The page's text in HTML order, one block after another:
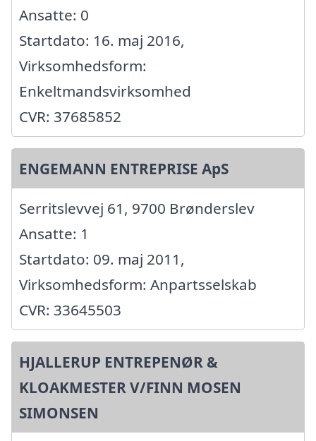
Ansatte: 0
Startdato: 16. maj 2016,
Virksomhedsform:
Enkeltmandsvirksomhed
CVR: 37685852
ENGEMANN ENTREPRISE ApS
Serritslevvej 61, 9700 Brønderslev
Ansatte: 1
Startdato: 09. maj 2011,
Virksomhedsform: Anpartsselskab
CVR: 33645503
HJALLERUP ENTREPENØR &
KLOAKMESTER V/FINN MOSEN
SIMONSEN